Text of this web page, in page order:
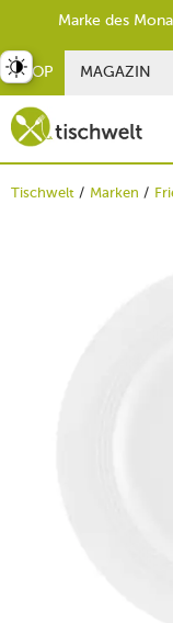
SHOP MAGAZIN
Tischwelt Marken
umschalten
Marke des